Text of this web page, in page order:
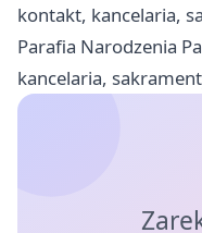
kontakt, kancelaria,
Parafia Narodzenia
kancelaria,